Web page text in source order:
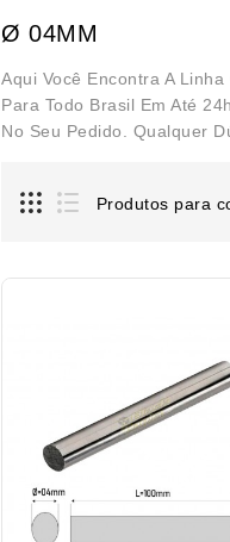
Ø 04MM
Aqui Você Encontra A
Para Todo Brasil Em Até
No Seu Pedido. Qualquer
Produtos para